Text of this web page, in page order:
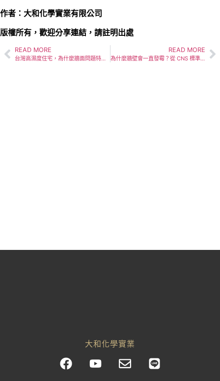
作者：大和化學實業有限公司
版權所有，歡迎分享連結，請註明出處
READ MORE
台灣高濕度住宅，為什麼牆面問題特別多？
READ MORE
為什麼牆壁會一直發霉？從 CNS 標準、建材透氣性，看懂「防霉」真正的科學邏輯
大和化學實業